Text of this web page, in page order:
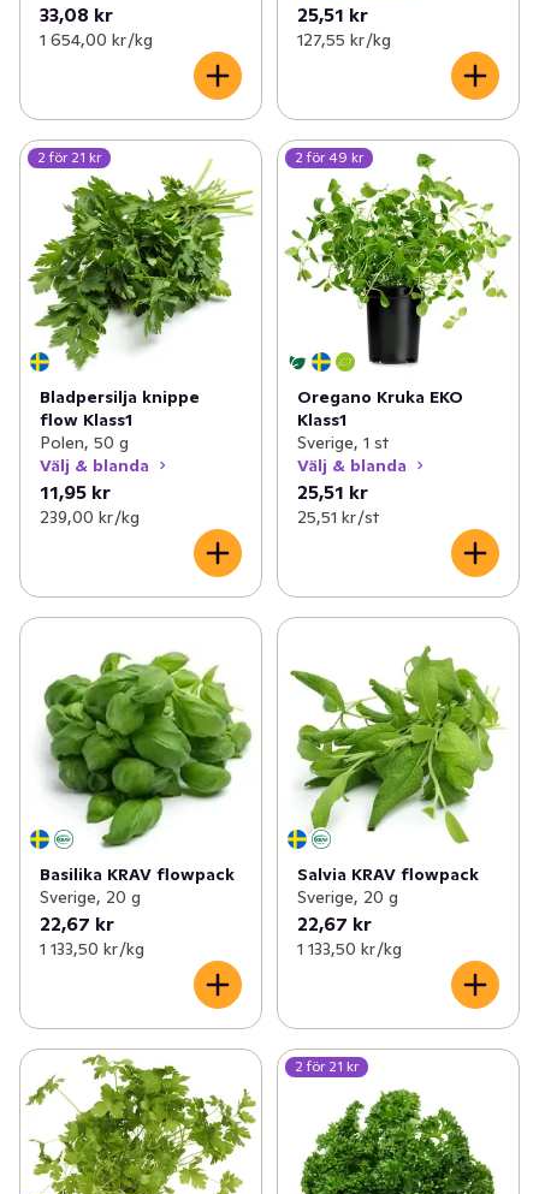
33,08 kr
1 654,00 kr /kg
25,51 kr
127,55 kr /kg
2 för 21 kr
Bladpersilja knippe
flow Klass1
Polen, 50 g
Välj & blanda
11,95 kr
239,00 kr /kg
2 för 49 kr
Oregano Kruka EKO
Klass1
Sverige, 1 st
Välj & blanda
25,51 kr
25,51 kr /st
Basilika KRAV flowpack
Sverige, 20 g
22,67 kr
1 133,50 kr /kg
Salvia KRAV flowpack
Sverige, 20 g
22,67 kr
1 133,50 kr /kg
2 för 21 kr